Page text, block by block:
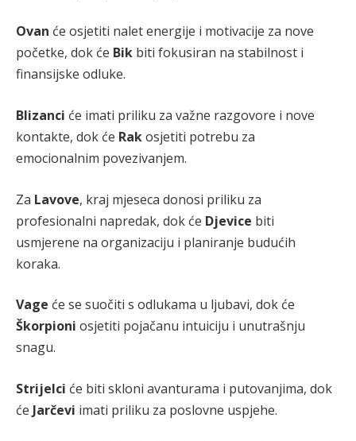
Ovan će osjetiti nalet energije i motivacije za nove
početke, dok će Bik biti fokusiran na stabilnost i
finansijske odluke.
Blizanci će imati priliku za važne razgovore i nove
kontakte, dok će Rakosjetiti potrebu za
emocionalnim povezivanjem.
Za Lavove, kraj mjeseca donosi priliku za
profesionalni napredak, dok će Djevice biti
usmjerene na organizaciju i planiranje budućih
koraka.
Vage će se suočiti s odlukama u ljubavi, dok će
Škorpioni osjetiti pojačanu intuiciju i unutrašnju
snagu.
Strijelci će biti skloni avanturama i putovanjima, dok
će Jarčevi imati priliku za poslovne uspjehe.